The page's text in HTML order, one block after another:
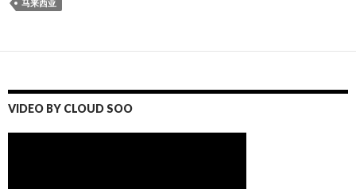
马来西亚
VIDEO BY CLOUD SOO